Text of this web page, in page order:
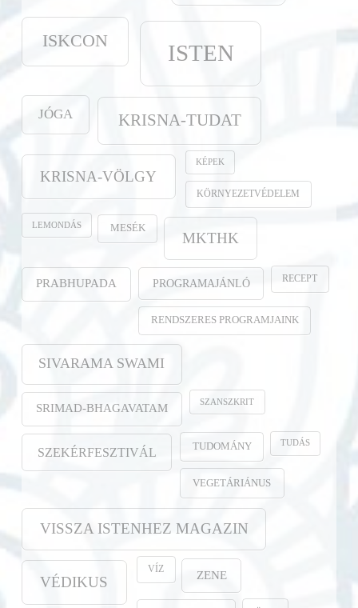
ISKCON ISTEN
JÓGA KRISNA-TUDAT
KRISNA-VÖLGY
KÉPEK
KÖRNYEZETVÉDELEM
LEMONDÁS MESÉK
MKTHK
PRABHUPADA PROGRAMAJÁNLÓ RECEPT
RENDSZERES PROGRAMJAINK
SIVARAMA SWAMI
SRIMAD-BHAGAVATAM SZANSZKRIT
SZEKÉRFESZTIVÁL TUDOMÁNY TUDÁS
VEGETÁRIÁNUS
VISSZA ISTENHEZ MAGAZIN
VÉDIKUS
VÍZ ZENE